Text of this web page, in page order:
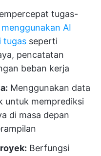
tugas-
menggunakan AI
tugas seperti
pencatatan
beban kerja
Menggunakan data
untuk memprediksi
di masa depan
Berfungsi